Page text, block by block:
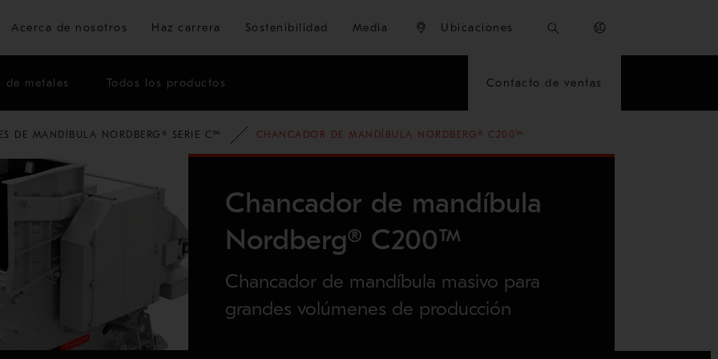
Ir al contenido principal
Acerca de nosotros Haz carrera Sostenibilidad Media Ubicaciones
de metales Todos los productos Contacto de ventas
DE MANDÍBULA NORDBERG® SERIE C™ CHANCADOR DE MANDÍBULA NORDBERG® C200™
Chancador de mandíbula
Nordberg® C200™
Chancador de mandíbula masivo para
grandes volúmenes de producción